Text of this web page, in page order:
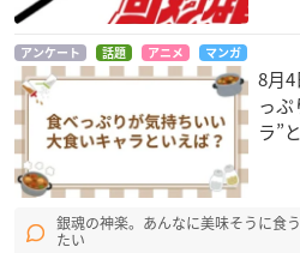
アンケート 話題 アニメ マンガ
8月
っ
ラ”
銀魂の神楽。あんなに美味そうに食
たい